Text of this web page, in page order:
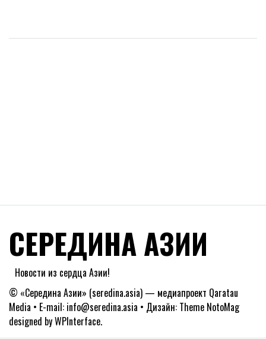
СЕРЕДИНА АЗИИ
Новости из сердца Азии!
© «Середина Азии» (seredina.asia) — медиапроект Qaratau
Media • E-mail: info@seredina.asia • Дизайн: Theme NotoMag
designed byWPInterface.